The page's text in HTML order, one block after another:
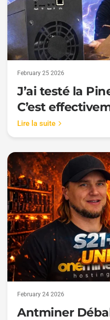
February 25 2026
J’ai testé la
C’est
Lire la suite
February 24 2026
Antminer